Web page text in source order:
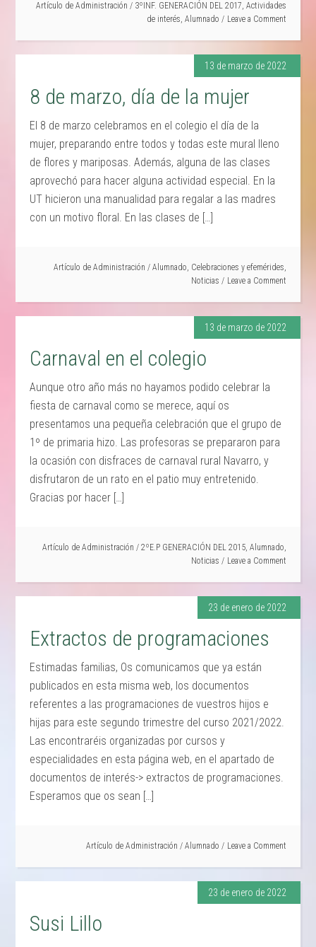
Artículo de Administración / 3ºINF. GENERACIÓN DEL 2017, Actividades
de interés, Alumnado Leave a Comment
13 de marzo de 2022
8 de marzo, día de la mujer
El 8 de marzo celebramos en el colegio el día de la
mujer, preparando entre todos y todas este mural lleno
de flores y mariposas. Además, alguna de las clases
aprovechó para hacer alguna actividad especial. En la
UT hicieron una manualidad para regalar a las madres
con un motivo floral. En las clases de […]
Artículo de Administración / Alumnado, Celebraciones y efemérides,
Noticias
Leave a Comment
13 de marzo de 2022
Carnaval en el colegio
Aunque otro año más no hayamos podido celebrar la
fiesta de carnaval como se merece, aquí os
presentamos una pequeña celebración que el grupo de
1º de primaria hizo. Las profesoras se prepararon para
la ocasión con disfraces de carnaval rural Navarro, y
disfrutaron de un rato en el patio muy entretenido.
Gracias por hacer […]
Artículo de Administración / 2ºE.P GENERACIÓN DEL 2015, Alumnado,
Noticias
Leave a Comment
23 de enero de 2022
Extractos de programaciones
Estimadas familias, Os comunicamos que ya están
publicados en esta misma web, los documentos
referentes a las programaciones de vuestros hijos e
hijas para este segundo trimestre del curso 2021/2022.
Las encontraréis organizadas por cursos y
especialidades en esta página web, en el apartado de
documentos de interés-> extractos de programaciones.
Esperamos que os sean […]
Artículo de Administración / Alumnado Leave a Comment
23 de enero de 2022
Susi Lillo